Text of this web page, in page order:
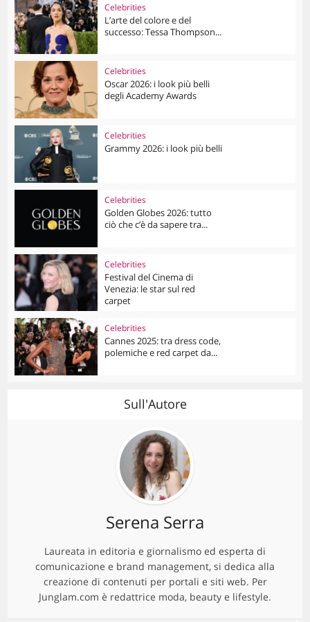
Celebrities
L’arte del colore e del
successo: Tessa Thompson...
Celebrities
Oscar 2026: i look più belli
degli Academy Awards
Celebrities
Grammy 2026: i look più belli
Celebrities
Golden Globes 2026: tutto
ciò che c’è da sapere tra...
Celebrities
Festival del Cinema di
Venezia: le star sul red
carpet
Celebrities
Cannes 2025: tra dress code,
polemiche e red carpet da...
Sull'Autore
Serena Serra
Laureata in editoria e giornalismo ed esperta di
comunicazione e brand management, si dedica alla
creazione di contenuti per portali e siti web. Per
Junglam.com è redattrice moda, beauty e lifestyle.